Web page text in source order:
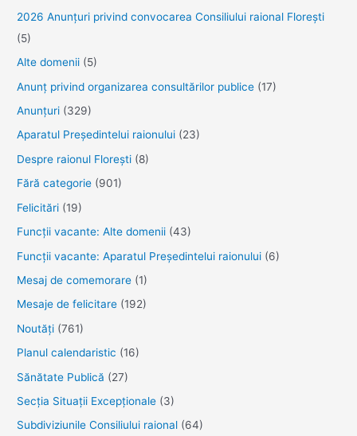
2026 Anunțuri privind convocarea Consiliului raional Florești
(5)
Alte domenii (5)
Anunţ privind organizarea consultărilor publice (17)
Anunţuri (329)
Aparatul Preşedintelui raionului (23)
Despre raionul Floreşti (8)
Fără categorie (901)
Felicitări (19)
Funcţii vacante: Alte domenii (43)
Funcții vacante: Aparatul Președintelui raionului (6)
Mesaj de comemorare (1)
Mesaje de felicitare (192)
Noutăţi (761)
Planul calendaristic (16)
Sănătate Publică (27)
Secția Situații Excepționale (3)
Subdiviziunile Consiliului raional (64)